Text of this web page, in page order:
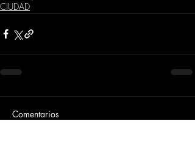
CIUDAD
Comentarios